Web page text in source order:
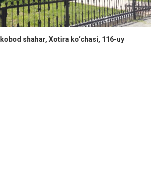
shahar, Xotira ko‘chasi, 116-uy